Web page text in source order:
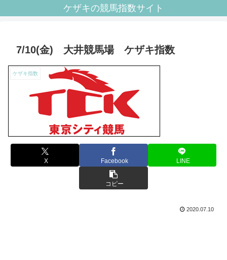
ケザキの競馬指数サイト
7/10(金) 大井競馬場 ケザキ指数
ケザキ指数
X Facebook LINE
コピー
2020.07.10